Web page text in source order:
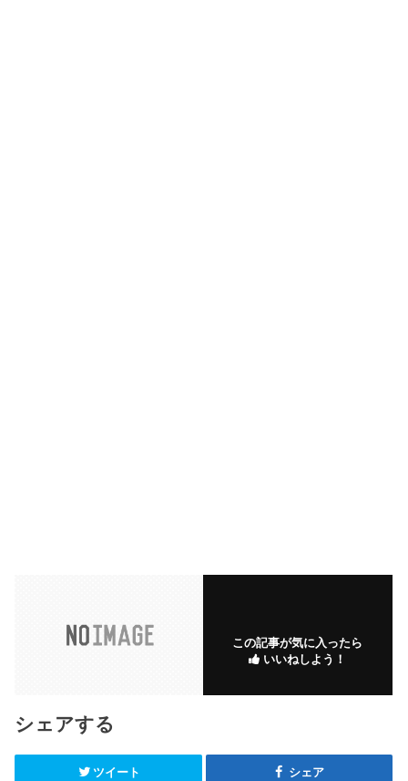
この記事が気に入ったら
いいねしよう！
シェアする
ツイート シェア